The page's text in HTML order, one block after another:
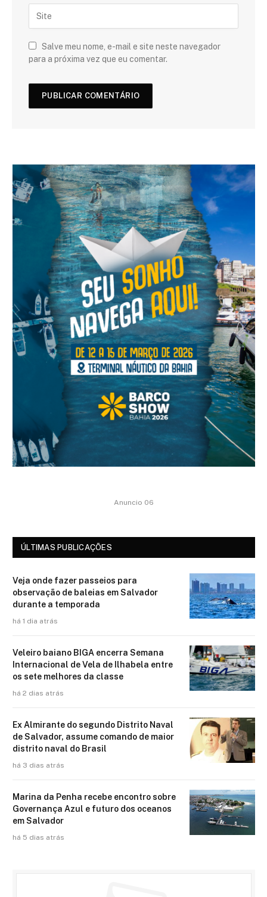
Salve meu nome, e-mail e site neste navegador
para a próxima vez que eu comentar.
Anuncio 06
ÚLTIMAS PUBLICAÇÕES
Veja onde fazer passeios para
observação de baleias em Salvador
durante a temporada
há 1 dia atrás
Veleiro baiano BIGA encerra Semana
Internacional de Vela de Ilhabela entre
os sete melhores da classe
há 2 dias atrás
Ex Almirante do segundo Distrito Naval
de Salvador, assume comando de maior
distrito naval do Brasil
há 3 dias atrás
Marina da Penha recebe encontro sobre
Governança Azul e futuro dos oceanos
em Salvador
há 5 dias atrás